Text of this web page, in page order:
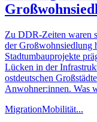
Zu DDR-Zeiten waren
der Großwohnsiedlung
Stadtumbauprojekte
Lücken in der
ostdeutschen
Anwohner:innen. Was
MigrationMobilität...